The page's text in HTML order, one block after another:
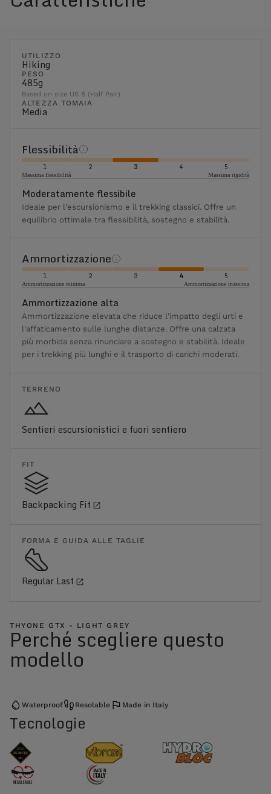
UTILIZZO
Hiking
PESO
485g
Based on size US 8 (Half Pair)
ALTEZZA TOMAIA
Media
Flessibilità
1 2 3 4 5
Massima flessibilità Massima rigidità
Moderatamente flessibile
Ideale per l'escursionismo e il trekking classici. Offre un
equilibrio ottimale tra flessibilità, sostegno e stabilità.
Ammortizzazione
1 2 3 4 5
Ammortizzazione minima Ammortizzazione massima
Ammortizzazione alta
Ammortizzazione elevata che riduce l'impatto degli urti e
l'affaticamento sulle lunghe distanze. Offre una calzata
più morbida senza rinunciare a sostegno e stabilità. Ideale
per i trekking più lunghi e il trasporto di carichi moderati.
TERRENO
Sentieri escursionistici e fuori sentiero
FIT
Backpacking Fit
FORMA E GUIDA ALLE TAGLIE
Regular Last
THYONE GTX - LIGHT GREY
Perché scegliere questo
modello
Waterproof Resolable Made in Italy
Tecnologie